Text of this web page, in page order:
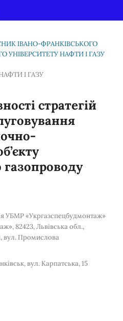
ІВАНО-ФРАНКІВСЬКОГО
УНІВЕРСИТЕТУ НАФТИ І ГАЗУ
І ГАЗУ
стратегій
газопроводу
УБМР «Укргазспецбудмонтаж»
82423, Львівська обл.,
вул. Промислова
вул. Карпатська, 15